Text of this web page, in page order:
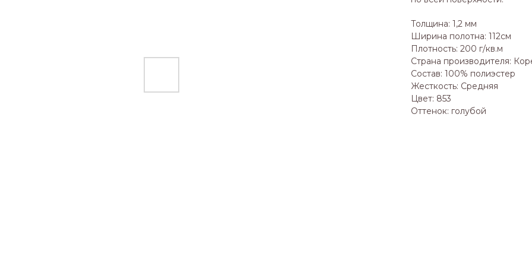
Толщина: 1,2 мм
Ширина полотна: 112см
Плотность: 200 г/кв.м
Страна производителя:
Состав: 100% полиэстер
Жесткость: Средняя
Цвет: 853
Оттенок: голубой